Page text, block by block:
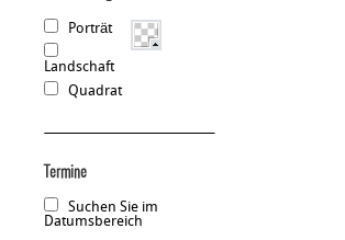
Porträt
Landschaft
Quadrat
Termine
Suchen Sie im
Datumsbereich